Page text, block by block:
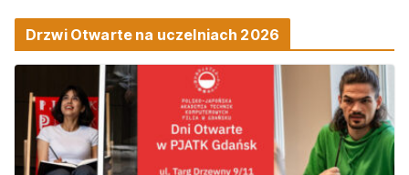
Drzwi Otwarte na uczelniach 2026